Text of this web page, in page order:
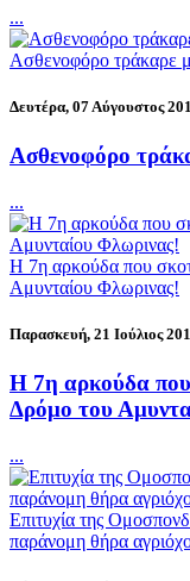
...
Ασθενοφόρο τράκαρε
Δευτέρα, 07 Αύγουστος
Ασθενοφόρο
...
Η 7η αρκούδα που
Αμυνταίου Φλωρινας!
Παρασκευή, 21 Ιούλιος
Η 7η αρκούδα που
Δρόμο του
...
Επιτυχία της
παράνομη θήρα